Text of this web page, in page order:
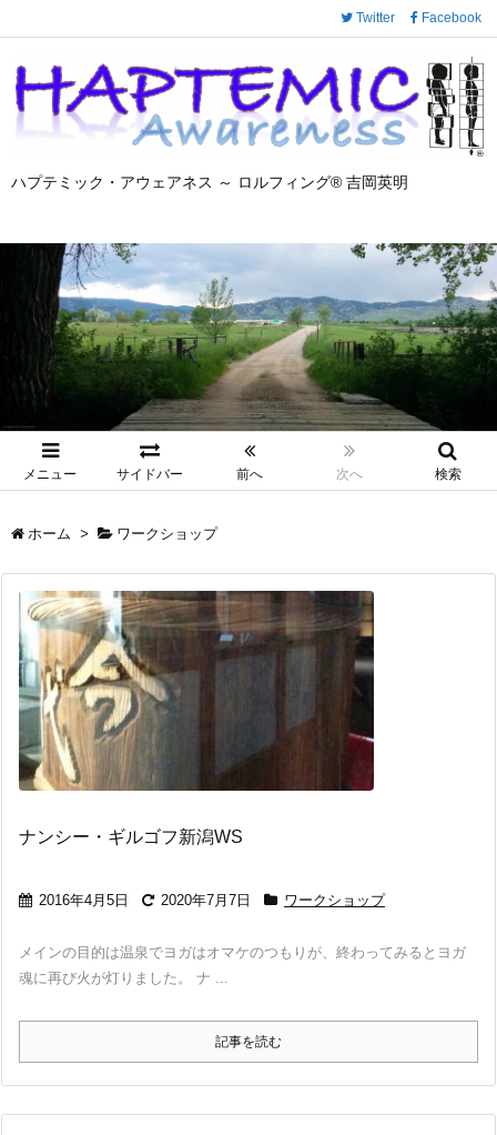
ハプテミック・アウェアネス ～ ロルフィング® 吉岡英明
メニュー サイドバー 前へ 次へ 検索
Twitter Facebook
ホーム > ワークショップ
ナンシー・ギルゴフ新潟WS
2016年4月5日 2020年7月7日 ワークショップ
メインの目的は温泉でヨガはオマケのつもりが、終わってみるとヨガ
魂に再び火が灯りました。 ナ ...
記事を読む